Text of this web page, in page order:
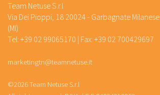
Team Netuse S.r.l
Via Dei Pioppi, 18 20024 - Garbagnate Milanese
(MI)
Tel: +39 02 99065170 | Fax: +39 02 700429697
marketingtn@teamnetuse.it
©2026 Team Netuse S.r.l